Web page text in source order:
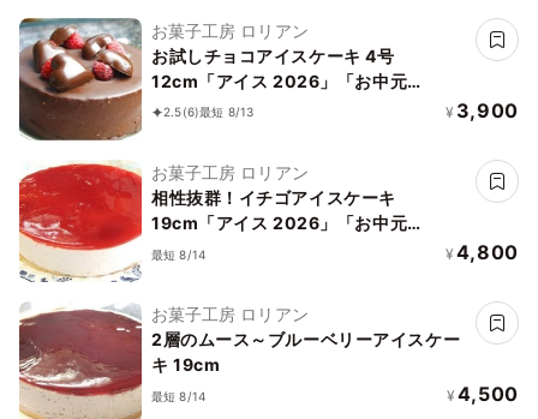
お菓子工房 ロリアン
お試しチョコアイスケーキ 4号
12cm「アイス 2026」「お中元
2026」
2.5(6)最短 8/13 ¥ 3,900
お菓子工房 ロリアン
相性抜群！イチゴアイスケーキ
19cm「アイス 2026」「お中元
2026」
最短 8/14 ¥ 4,800
お菓子工房 ロリアン
2層のムース～ブルーベリーアイスケー
キ 19cm
最短 8/14 ¥ 4,500